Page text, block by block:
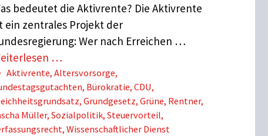
bedeutet die Aktivrente? Die Aktivrente
ein zentrales Projekt der
Wer nach Erreichen …
…
Schlagwörter
Aktivrente,Altersvorsorge,
, Bürokratie, CDU,
, Grundgesetz, Grüne, Rentner,
Müller, Sozialpolitik, Steuervorteil,
, Wissenschaftlicher Dienst